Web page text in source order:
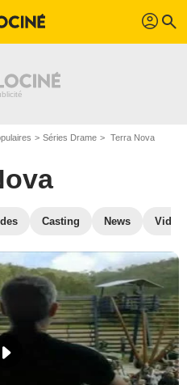
profil search
Séries Drame Terra Nova
Casting News